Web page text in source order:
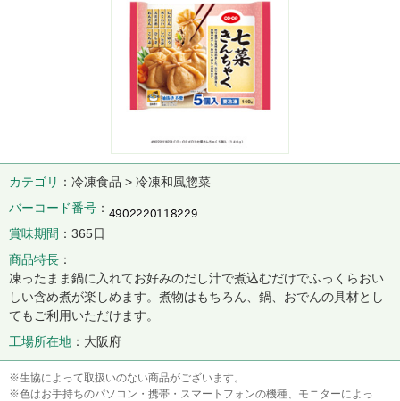
カテゴリ
冷凍食品 > 冷凍和風惣菜
バーコード番号
賞味期間
365日
商品特長
凍ったまま鍋に入れてお好みのだし汁で煮込むだけでふっくらおい
しい含め煮が楽しめます。煮物はもちろん、鍋、おでんの具材とし
てもご利用いただけます。
工場所在地
大阪府
※生協によって取扱いのない商品がございます。
※色はお手持ちのパソコン・携帯・スマートフォンの機種、モニターによっ